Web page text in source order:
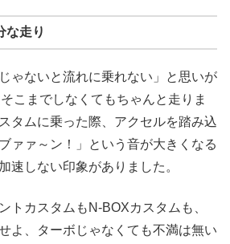
な走り
ゃないと流れに乗れない」と思いが
こまでしなくてもちゃんと走りま
タムに乗った際、アクセルを踏み込
ァァ～ン！」という音が大きくなる
速しない印象がありました。
トカスタムもN-BOXカスタムも、
よ、ターボじゃなくても不満は無い